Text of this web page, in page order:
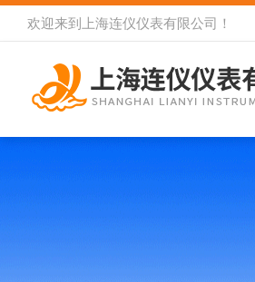
欢迎来到 上海连仪仪表有限公司 ！